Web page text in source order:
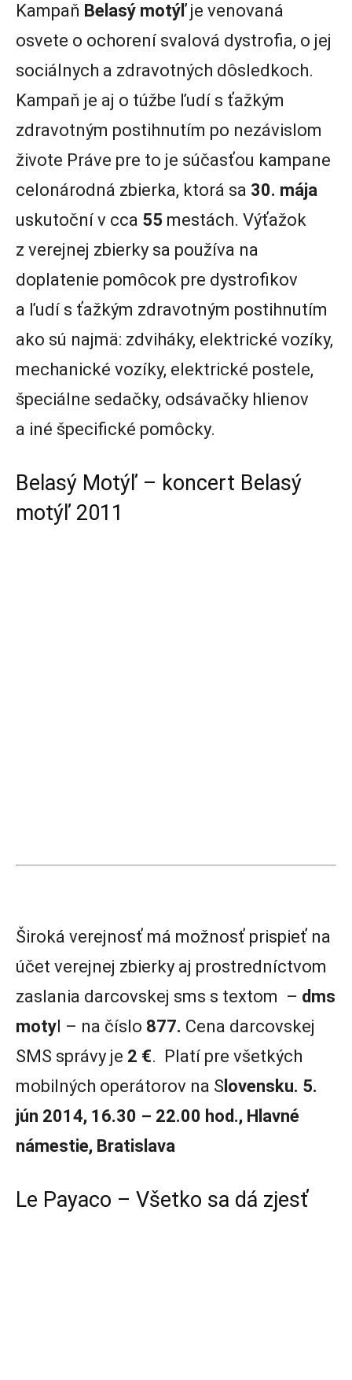
Kampaň Belasý motýľje venovaná
osvete o ochorení svalová dystrofia, o jej
sociálnych a zdravotných dôsledkoch.
Kampaň je aj o túžbe ľudí s ťažkým
zdravotným postihnutím po nezávislom
živote Práve pre to je súčasťou kampane
celonárodná zbierka, ktorá sa 30. mája
uskutoční v cca 55 mestách. Výťažok
z verejnej zbierky sa používa na
doplatenie pomôcok pre dystrofikov
a ľudí s ťažkým zdravotným postihnutím
ako sú najmä: zdviháky, elektrické vozíky,
mechanické vozíky, elektrické postele,
špeciálne sedačky, odsávačky hlienov
a iné špecifické pomôcky.
Belasý Motýľ – koncert Belasý
motýľ 2011
Široká verejnosť má možnosť prispieť na
účet verejnej zbierky aj prostredníctvom
zaslania darcovskej sms s textom – dms
motyl – na číslo 877. Cena darcovskej
SMS správy je 2 €. Platí pre všetkých
mobilných operátorov na S lovensku. 5.
jún 2014, 16.30 – 22.00 hod., Hlavné
námestie, Bratislava
Le Payaco – Všetko sa dá zjesť